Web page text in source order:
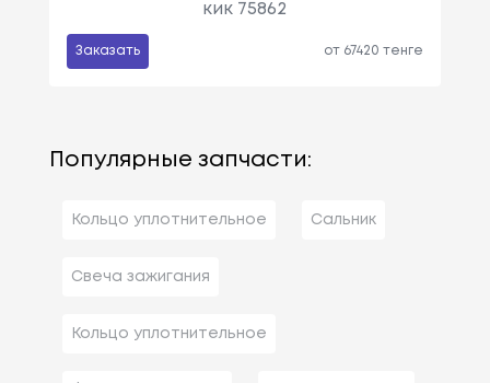
кик 75862
Заказать от 67420 тенге
Популярные запчасти:
Кольцо уплотнительное Сальник
Свеча зажигания
Кольцо уплотнительное